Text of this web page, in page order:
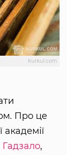
Kurkul.com
Про це
,